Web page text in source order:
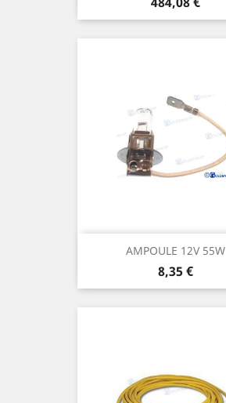
AMPOULE 12V 55W
Prix
8,35 €